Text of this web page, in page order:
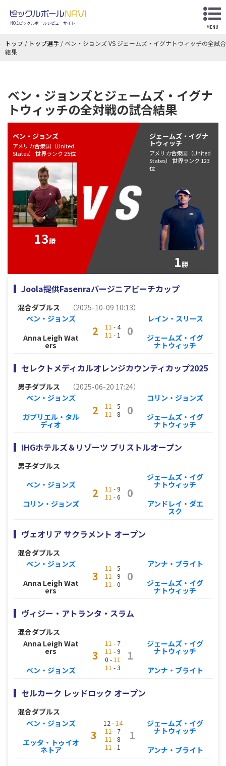
NO.1ピックルボールレビューサイト
MENU
トップ / トップ選手 / ベン・ジョンズ VS ジェームズ・イグナトウィッチの全試合
結果
ベン・ジョンズとジェームズ・イグナ
トウィッチの全対戦の試合結果
ベン・ジョンズ
アメリカ合衆国（United
States） 世界ランク 25位
13勝
ジェームズ・イグナ
トウィッチ
アメリカ合衆国（United
States） 世界ランク 123
位
1勝
Joola提供Fasenraバージニアビーチカップ
混合ダブルス
（2025-10-09 10:13）
ベン・ジョンズ
Anna Leigh Wat
ers
2 11 - 4
11 - 1 0
レイン・スリース
ジェームズ・イグ
ナトウィッチ
セレクトメディカルオレンジカウンティカップ2025
男子ダブルス
（2025-06-20 17:24）
ベン・ジョンズ
ガブリエル・タル
ディオ
2 11 - 5
11 - 8 0
コリン・ジョンズ
ジェームズ・イグ
ナトウィッチ
IHGホテルズ＆リゾーツ ブリストルオープン
男子ダブルス
ベン・ジョンズ
コリン・ジョンズ
2 11 - 9
11 - 6 0
ジェームズ・イグ
ナトウィッチ
アンドレイ・ダエ
スク
ヴェオリア サクラメント オープン
混合ダブルス
ベン・ジョンズ
Anna Leigh Wat
ers
3
11 - 5
11 - 9
11 - 0
0
アンナ・ブライト
ジェームズ・イグ
ナトウィッチ
ヴィジー・アトランタ・スラム
混合ダブルス
Anna Leigh Wat
ers
ベン・ジョンズ
3
11 - 7
11 - 9
0 - 11
11 - 3
1
ジェームズ・イグ
ナトウィッチ
アンナ・ブライト
セルカーク レッドロック オープン
混合ダブルス
ベン・ジョンズ
エッタ・トゥイオ
ネトア
3
12 - 14
11 - 7
11 - 8
11 - 1
1
ジェームズ・イグ
ナトウィッチ
アンナ・ブライト